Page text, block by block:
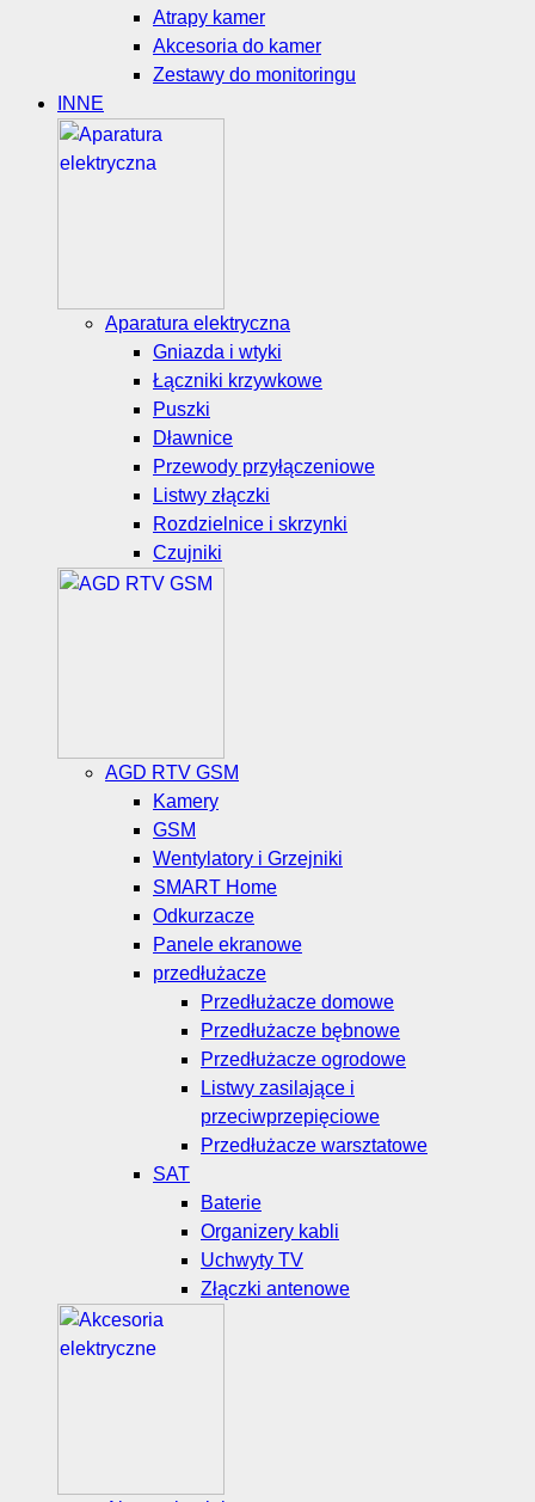
Atrapy kamer
Akcesoria do kamer
Zestawy do monitoringu
INNE
Aparatura elektryczna
Gniazda i wtyki
Łączniki krzywkowe
Puszki
Dławnice
Przewody przyłączeniowe
Listwy złączki
Rozdzielnice i skrzynki
Czujniki
AGD RTV GSM
Kamery
GSM
Wentylatory i Grzejniki
SMART Home
Odkurzacze
Panele ekranowe
przedłużacze
Przedłużacze domowe
Przedłużacze bębnowe
Przedłużacze ogrodowe
Listwy zasilające i
przeciwprzepięciowe
Przedłużacze warsztatowe
SAT
Baterie
Organizery kabli
Uchwyty TV
Złączki antenowe